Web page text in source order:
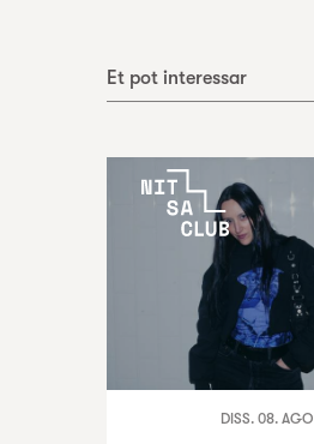
Et pot interessar
DISS. 08. AGO